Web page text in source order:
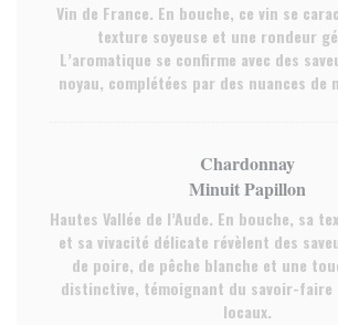
Vin de France. En bouche, ce vin se
texture soyeuse et une rondeur
L’aromatique se confirme avec des
noyau, complétées par des nuances de
Chardonnay
Minuit Papillon
Hautes Vallée de l’Aude. En bouche, sa
et sa vivacité délicate révèlent des
de poire, de pêche blanche et une
distinctive, témoignant du savoir-faire
locaux.